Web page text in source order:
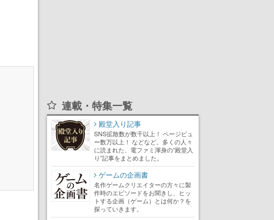
連載・特集一覧
殿堂入り記事
SNS拡散数が数千以上！ ページビュ
ー数万以上！ などなど。多くの人々
に読まれた、電ファミ渾身の“殿堂入
り”記事をまとめました。
ゲームの企画書
名作ゲームクリエイターの方々に製
作時のエピソードをお聞きし、ヒッ
トする企画（ゲーム）とは何か？を
探っていきます。